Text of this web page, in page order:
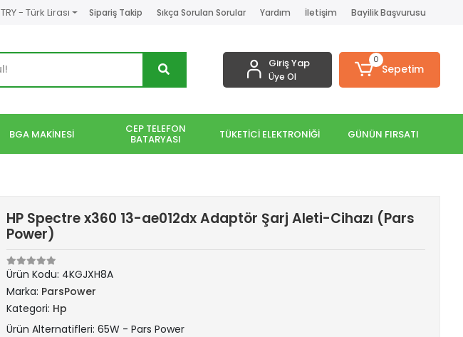
TRY - Türk Lirası Sipariş Takip Sıkça Sorulan Sorular Yardım İletişim Bayilik Başvurusu
Giriş Yap
Üye Ol
0
Sepetim
BGA MAKİNESİ CEP TELEFON
BATARYASI TÜKETİCİ ELEKTRONİĞİ GÜNÜN FIRSATI
HP Spectre x360 13-ae012dx Adaptör Şarj Aleti-Cihazı (Pars
Power)
Ürün Kodu: 4KGJXH8A
Marka: ParsPower
Kategori: Hp
Ürün Alternatifleri: 65W - Pars Power